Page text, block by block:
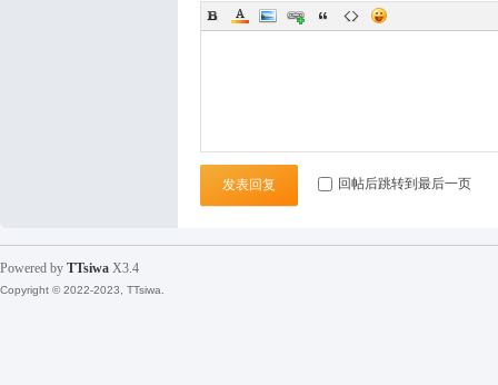
发表回复 回帖后跳转到最后一页
Powered by TTsiwa X3.4
Copyright © 2022-2023, TTsiwa.